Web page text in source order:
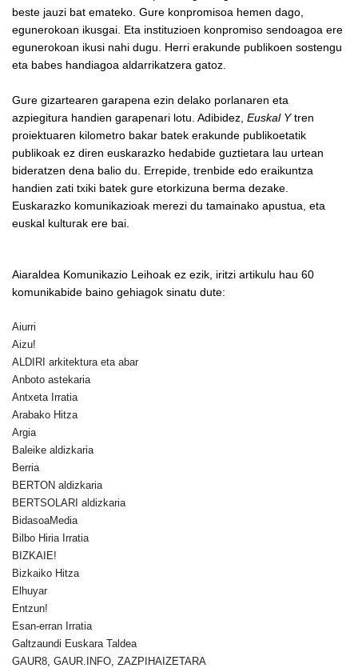
beste jauzi bat emateko. Gure konpromisoa hemen dago,
egunerokoan ikusgai. Eta instituzioen konpromiso sendoagoa ere
egunerokoan ikusi nahi dugu. Herri erakunde publikoen sostengu
eta babes handiagoa aldarrikatzera gatoz.
Gure gizartearen garapena ezin delako porlanaren eta
azpiegitura handien garapenari lotu. Adibidez, Euskal Y tren
proiektuaren kilometro bakar batek erakunde publikoetatik
publikoak ez diren euskarazko hedabide guztietara lau urtean
bideratzen dena balio du. Errepide, trenbide edo eraikuntza
handien zati txiki batek gure etorkizuna berma dezake.
Euskarazko komunikazioak merezi du tamainako apustua, eta
euskal kulturak ere bai.
Aiaraldea Komunikazio Leihoak ez ezik, iritzi artikulu hau 60
komunikabide baino gehiagok sinatu dute:
Aiurri
Aizu!
ALDIRI arkitektura eta abar
Anboto astekaria
Antxeta Irratia
Arabako Hitza
Argia
Baleike aldizkaria
Berria
BERTON aldizkaria
BERTSOLARI aldizkaria
BidasoaMedia
Bilbo Hiria Irratia
BIZKAIE!
Bizkaiko Hitza
Elhuyar
Entzun!
Esan-erran Irratia
Galtzaundi Euskara Taldea
GAUR8, GAUR.INFO, ZAZPIHAIZETARA